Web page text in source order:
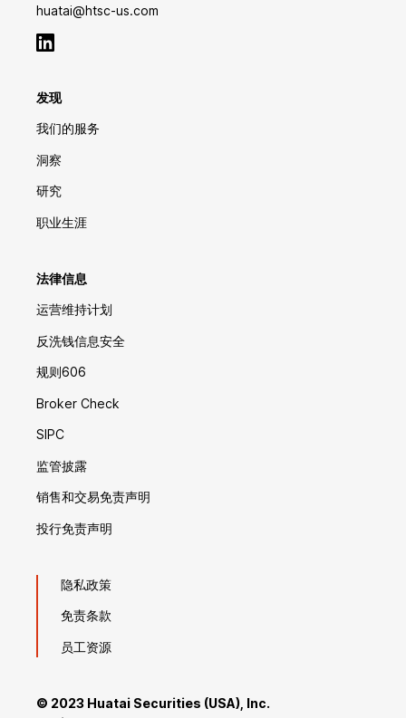
huatai@htsc-us.com
发现
我们的服务
洞察
研究
职业生涯
法律信息
运营维持计划
反洗钱信息安全
规则606
Broker Check
SIPC
监管披露
销售和交易免责声明
投行免责声明
隐私政策
免责条款
员工资源
© 2023 Huatai Securities (USA), Inc.